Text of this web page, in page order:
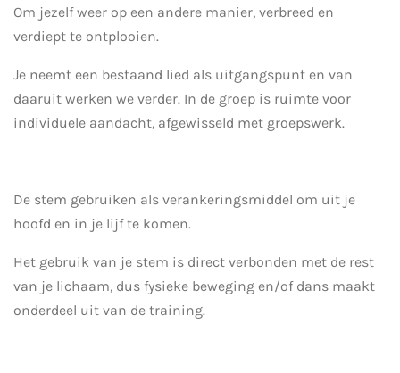
Om jezelf weer op een andere manier, verbreed en
verdiept te ontplooien.
Je neemt een bestaand lied als uitgangspunt en van
daaruit werken we verder. In de groep is ruimte voor
individuele aandacht, afgewisseld met groepswerk.
De stem gebruiken als verankeringsmiddel om uit je
hoofd en in je lijf te komen.
Het gebruik van je stem is direct verbonden met de rest
van je lichaam, dus fysieke beweging en/of dans maakt
onderdeel uit van de training.